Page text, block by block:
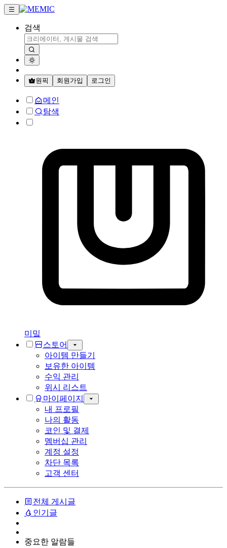
검색
원픽 회원가입 로그인
메인
탐색
미밐
스토어
아이템 만들기
보유한 아이템
수익 관리
위시 리스트
마이페이지
내 프로필
나의 활동
코인 및 결제
멤버십 관리
계정 설정
차단 목록
고객 센터
전체 게시글
인기글
중요한 알람들